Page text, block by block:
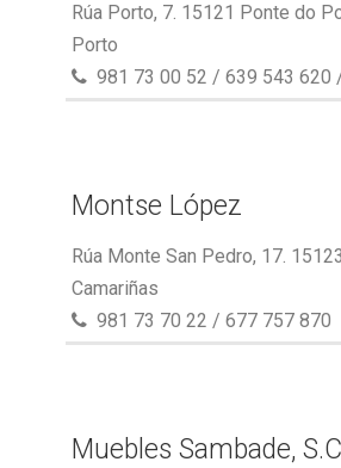
Rúa Porto, 7. 15121 Ponte do
Porto
981 73 00 52 / 639 543 620
Montse López
Rúa Monte San Pedro, 17.
Camariñas
981 73 70 22 / 677 757 870
Muebles Sambade,